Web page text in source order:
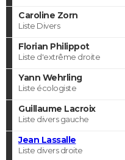
Caroline Zorn
Liste Divers
Florian Philippot
Liste d'extrême droite
Yann Wehrling
Liste écologiste
Guillaume Lacroix
Liste divers gauche
Jean Lassalle
Liste divers droite